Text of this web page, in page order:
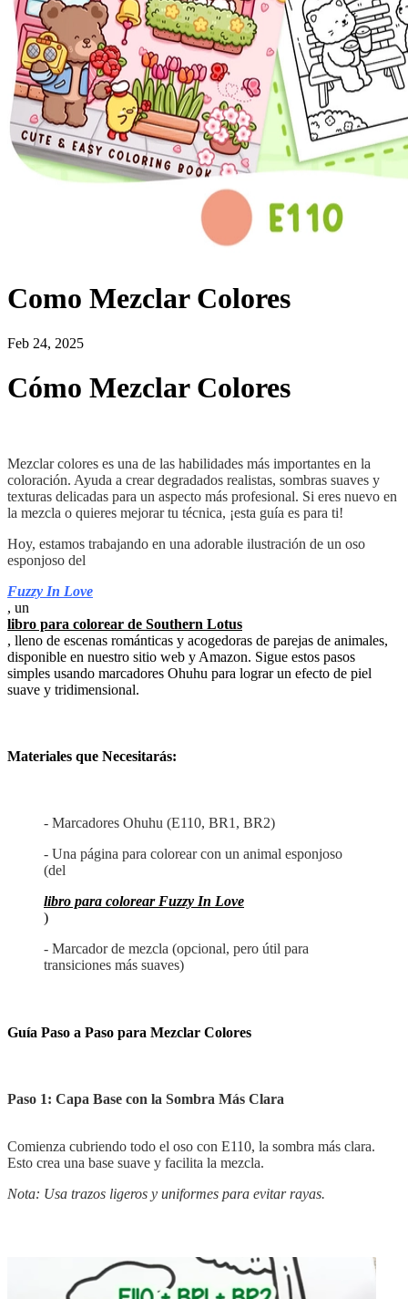
Como Mezclar Colores
Feb 24, 2025
Cómo Mezclar Colores
Mezclar colores es una de las habilidades más importantes en la
coloración. Ayuda a crear degradados realistas, sombras suaves y
texturas delicadas para un aspecto más profesional. Si eres nuevo en
la mezcla o quieres mejorar tu técnica, ¡esta guía es para ti!
Hoy, estamos trabajando en una adorable ilustración de un oso
esponjoso del
Fuzzy In Love
, un
libro para colorear de Southern Lotus
, lleno de escenas románticas y acogedoras de parejas de animales,
disponible en nuestro sitio web y Amazon. Sigue estos pasos
simples usando marcadores Ohuhu para lograr un efecto de piel
suave y tridimensional.
Materiales que Necesitarás:
- Marcadores Ohuhu (E110, BR1, BR2)
- Una página para colorear con un animal esponjoso
(del
libro para colorear Fuzzy In Love
)
- Marcador de mezcla (opcional, pero útil para
transiciones más suaves)
Guía Paso a Paso para Mezclar Colores
Paso 1: Capa Base con la Sombra Más Clara
Comienza cubriendo todo el oso con E110, la sombra más clara.
Esto crea una base suave y facilita la mezcla.
Nota: Usa trazos ligeros y uniformes para evitar rayas.